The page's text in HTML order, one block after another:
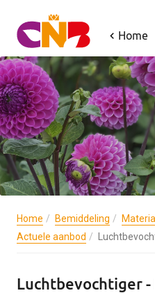
Home
Home Bemiddeling
Actuele aanbod
Luchtbevochtiger -